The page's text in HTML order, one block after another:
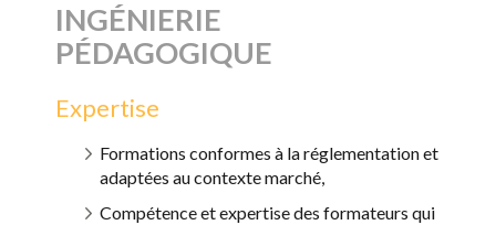
INGÉNIERIE
PÉDAGOGIQUE
Expertise
Formations conformes à la réglementation et
adaptées au contexte marché,
Compétence et expertise des formateurs qui